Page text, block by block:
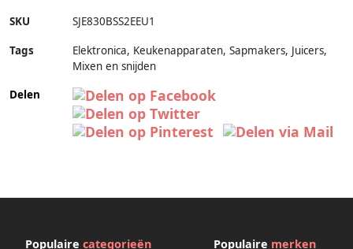
SKU SJE830BSS2EEU1
Tags
Elektronica, Keukenapparaten, Sapmakers, Juicers,
Mixen en snijden
Delen
Populaire categorieën Populaire merken